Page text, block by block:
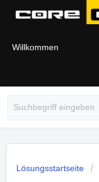
Willkommen
Lösungsstartseite